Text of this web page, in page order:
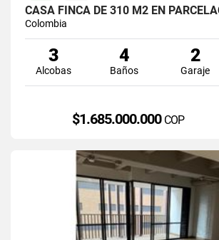
Colombia
3
Alcobas
4
Baños
2
Garaje
$1.685.000.000 COP